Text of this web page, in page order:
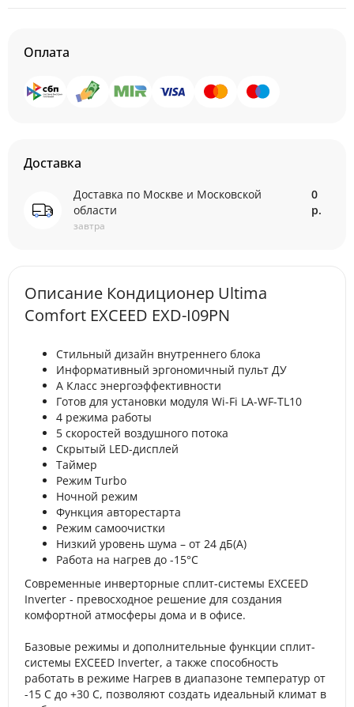
Оплата
Доставка
Доставка по Москве и Московской
области
завтра
0
р.
Описание Кондиционер Ultima
Comfort EXCEED EXD-I09PN
Стильный дизайн внутреннего блока
Информативный эргономичный пульт ДУ
А Класс энергоэффективности
Готов для установки модуля Wi-Fi LA-WF-TL10
4 режима работы
5 скоростей воздушного потока
Скрытый LED-дисплей
Таймер
Режим Turbo
Ночной режим
Функция авторестарта
Режим самоочистки
Низкий уровень шума – от 24 дБ(А)
Работа на нагрев до -15°С
Современные инверторные сплит-системы EXCEED
Inverter - превосходное решение для создания
комфортной атмосферы дома и в офисе.
Базовые режимы и дополнительные функции сплит-
системы EXCEED Inverter, а также способность
работать в режиме Нагрев в диапазоне температур от
-15 С до +30 С, позволяют создать идеальный климат в